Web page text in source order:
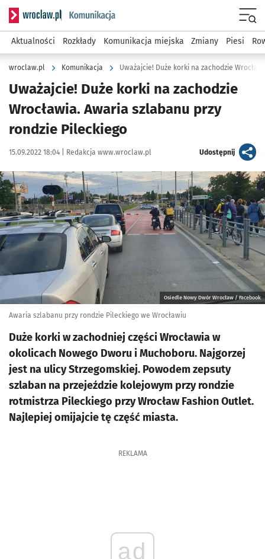
Serwis informacyjny wroclaw.pl podserwis: Komunikacja
Aktualności Rozkłady Komunikacja miejska Zmiany Piesi
wroclaw.pl Komunikacja
Uważajcie! Duże korki na zachodzie
Wrocławia. Awaria szlabanu przy
rondzie Pileckiego
Data publikacji:
15.09.2022 18:04 | Autor:
Redakcja www.wroclaw.pl Udostępnijartykuł
Kliknij, aby powiększyć
Osiedle Nowy Dwór Wrocław / Facebook
Awaria szlabanu przy rondzie Pileckiego we Wrocławiu
Duże korki w zachodniej części Wrocławia w
okolicach Nowego Dworu i Muchoboru. Najgorzej
jest na ulicy Strzegomskiej. Powodem zepsuty
szlaban na przejeździe kolejowym przy rondzie
rotmistrza Pileckiego przy Wrocław Fashion Outlet.
Najlepiej omijajcie tę część miasta.
REKLAMA
ad